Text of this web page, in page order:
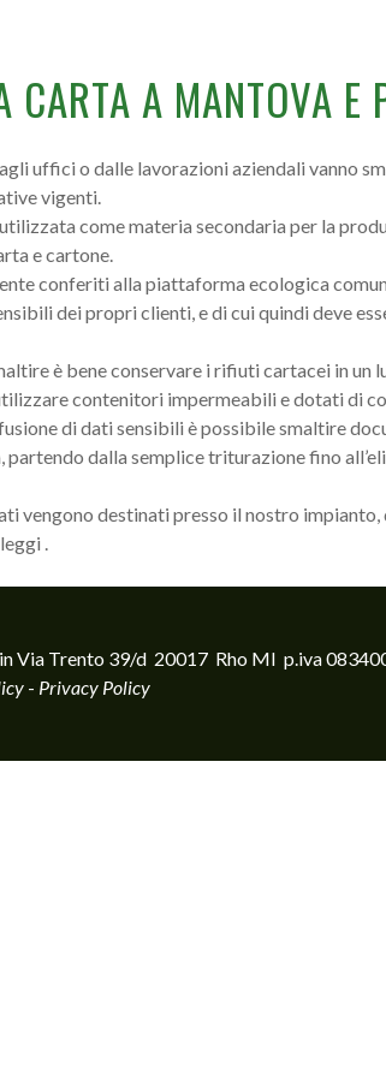
CARTA A MANTOVA E
uffici o dalle lavorazioni aziendali vanno
vigenti.
come materia secondaria per la
e cartone.
conferiti alla piattaforma ecologica
dei propri clienti, e di cui quindi deve
è bene conservare i rifiuti cartacei in un
contenitori impermeabili e dotati di
di dati sensibili è possibile smaltire
dalla semplice triturazione fino
vengono destinati presso il nostro impianto,
.
in Via Trento 39/d 20017 Rho MI p.iva
- Privacy Policy